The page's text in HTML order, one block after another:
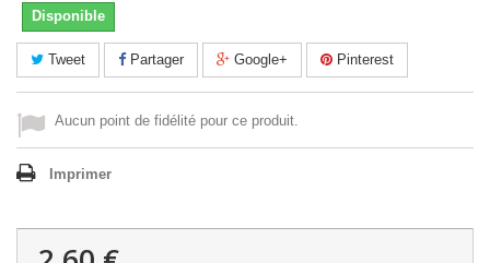
Disponible
Tweet Partager Google+ Pinterest
Aucun point de fidélité pour ce produit.
Imprimer